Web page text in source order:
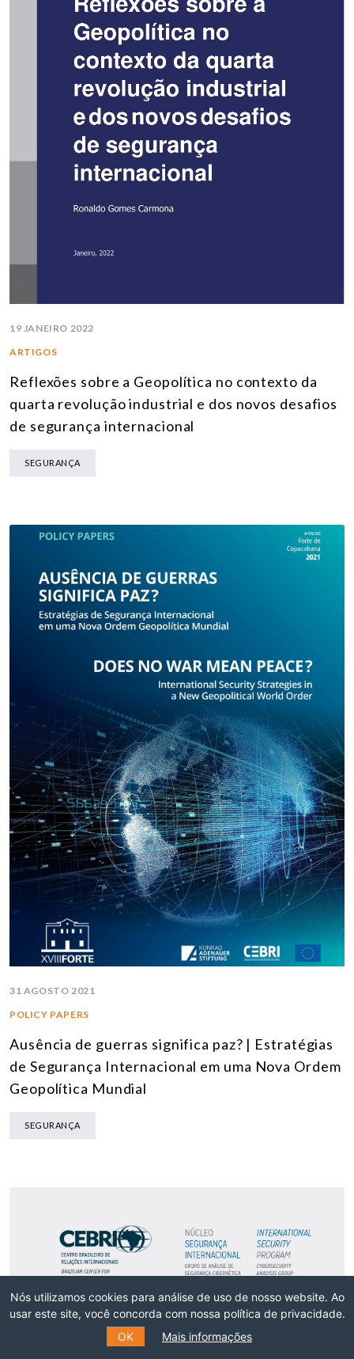
19 JANEIRO 2022
ARTIGOS
Reflexões sobre a Geopolítica no contexto da
quarta revolução industrial e dos novos desafios
de segurança internacional
SEGURANÇA
31 AGOSTO 2021
POLICY PAPERS
Ausência de guerras significa paz? | Estratégias
de Segurança Internacional em uma Nova Ordem
Geopolítica Mundial
SEGURANÇA
Nós utilizamos cookies para análise de uso de nosso website. Ao
usar este site, você concorda com nossa política de privacidade.
OK
Mais informações